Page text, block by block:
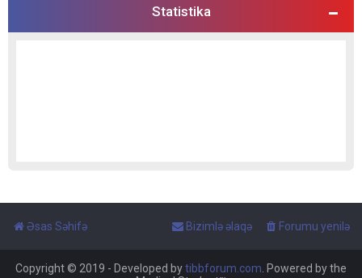
Statistika
Əsas Səhifə Forumu yenilə
Bizimlə əlaqə
Copyright © 2019 - Developed bytibbforum.com . Powered by the